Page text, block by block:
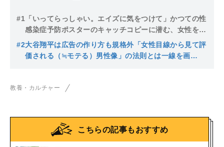
#1 「いってらっしゃい。エイズに気をつけて」かつての性
感染症予防ポスターのキャッチコピーに潜む、女性を
「リスク」と位置づける誤った認識
#2大谷翔平は広告の作り方も規格外「女性目線から見て評
価される（≒モテる）男性像」の法則とは一線を画
教養・カルチャー
こちらの記事もおすすめ